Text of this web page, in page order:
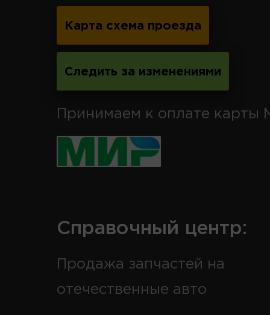
Карта схема проезда
Следить за изменениями
Принимаем к оплате карты
Справочный центр:
Продажа запчастей на
отечественные авто